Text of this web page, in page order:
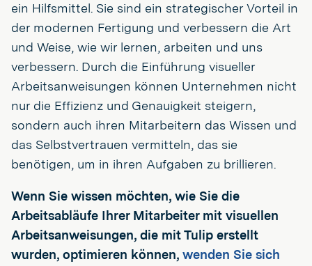
ein Hilfsmittel. Sie sind ein strategischer Vorteil in
der modernen Fertigung und verbessern die Art
und Weise, wie wir lernen, arbeiten und uns
verbessern. Durch die Einführung visueller
Arbeitsanweisungen können Unternehmen nicht
nur die Effizienz und Genauigkeit steigern,
sondern auch ihren Mitarbeitern das Wissen und
das Selbstvertrauen vermitteln, das sie
benötigen, um in ihren Aufgaben zu brillieren.
Wenn Sie wissen möchten, wie Sie die
Arbeitsabläufe Ihrer Mitarbeiter mit visuellen
Arbeitsanweisungen, die mit Tulip erstellt
wurden, optimieren können, wenden Sie sich